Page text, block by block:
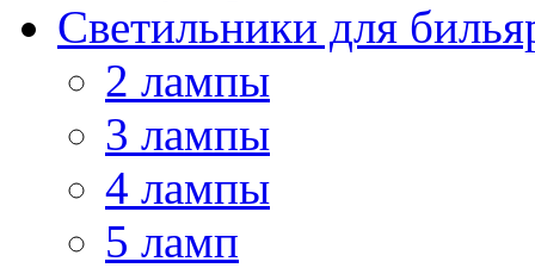
Светильники для
2 лампы
3 лампы
4 лампы
5 ламп